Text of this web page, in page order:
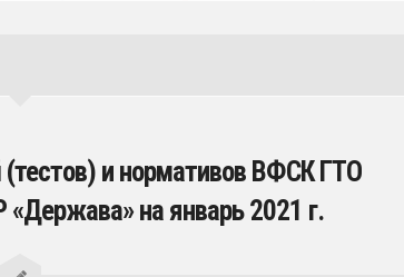
и нормативов ВФСК ГТО
на январь 2021 г.